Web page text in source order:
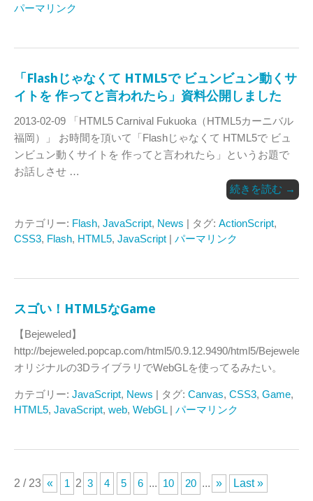
パーマリンク
「Flashじゃなくて HTML5で ビュンビュン動くサ
イトを 作ってと言われたら」資料公開しました
2013-02-09 「HTML5 Carnival Fukuoka（HTML5カーニバル
福岡）」 お時間を頂いて「Flashじゃなくて HTML5で ビュ
ンビュン動くサイトを 作ってと言われたら」というお題で
お話しさせ …
続きを読む →
カテゴリー: Flash, JavaScript, News | タグ: ActionScript,
CSS3, Flash, HTML5, JavaScript | パーマリンク
スゴい！HTML5なGame
【Bejeweled】
http://bejeweled.popcap.com/html5/0.9.12.9490/html5/
オリジナルの3DライブラリでWebGLを使ってるみたい。
カテゴリー: JavaScript, News | タグ: Canvas, CSS3, Game,
HTML5, JavaScript, web, WebGL| パーマリンク
2 / 23 « 1 2 3 4 5 6 ... 10 20 ... » Last »